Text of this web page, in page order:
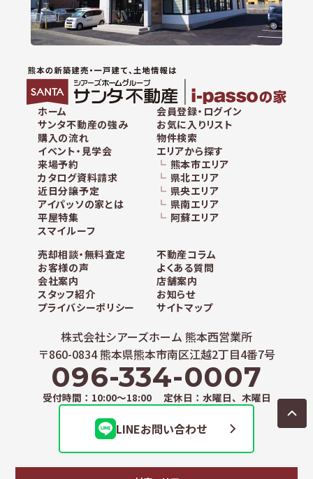
ホーム
サンタ不動産の強み
購入の流れ
イベント・見学会
来場予約
カタログ資料請求
近日分譲予定
アイパッソの家とは
平屋特集
スマイルーフ
会員登録・ログイン
お気に入りリスト
物件検索
エリアから探す
熊本市エリア
県北エリア
県央エリア
県南エリア
阿蘇エリア
売却相談・無料査定
不動産コラム
お客様の声
よくある質問
会社案内
店舗案内
スタッフ紹介
お知らせ
プライバシーポリシー
サイトマップ
株式会社シアーズホーム 熊本西営業所
〒860-0834 熊本県熊本市南区江越2丁目4番7号
096-334-0007
受付時間：10:00～18:00 定休日：水曜日、木曜日
LINEお問い合わせ